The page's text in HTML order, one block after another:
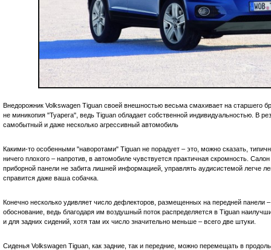
Внедорожник Volkswagen Tiguan своей внешностью весьма смахивает на старшего
не миникопия "Туарега", ведь Tiguan обладает собственной индивидуальностью. В
самобытный и даже несколько агрессивный автомобиль
Какими-то особенными "наворотами" Tiguan не порадует – это, можно сказать,
ничего плохого – напротив, в автомобиле чувствуется практичная скромность.
приборной панели не забита лишней информацией, управлять аудисистемой легче
справится даже ваша собачка.
Конечно несколько удивляет число дефлекторов, размещенных на передней
обоснование, ведь благодаря им воздушный поток распределяется в Tiguan
и для задних сидений, хотя там их число значительно меньше – всего две штуки.
Сиденья Volkswagen Tiguan, как задние, так и передние, можно перемещать в